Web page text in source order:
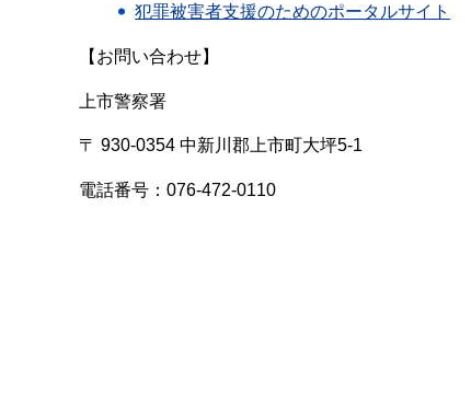
犯罪被害者支援のためのポータルサイト
【お問い合わせ】
上市警察署
〒 930-0354 中新川郡上市町大坪5-1
電話番号：076-472-0110